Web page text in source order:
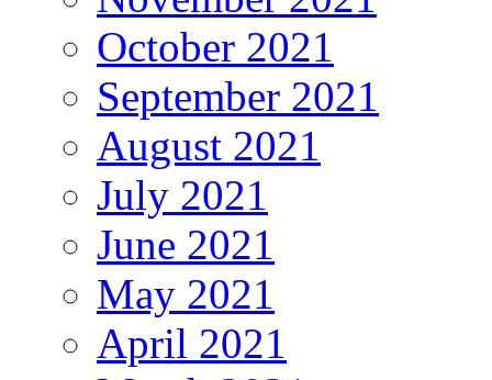
October 2021
September 2021
August 2021
July 2021
June 2021
May 2021
April 2021